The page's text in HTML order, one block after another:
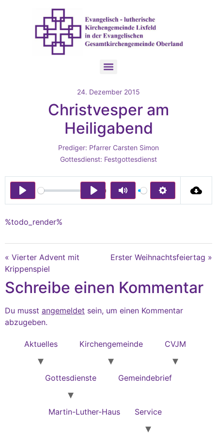
24. Dezember 2015
Christvesper am
Heiligabend
Prediger: Pfarrer Carsten Simon
Gottesdienst: Festgottesdienst
Play
00:00
Mute Settings
Play
%todo_render%
« Vierter Advent mit
Krippenspiel
Erster Weihnachtsfeiertag »
Schreibe einen Kommentar
Du musst angemeldet sein, um einen Kommentar
abzugeben.
Aktuelles Kirchengemeinde CVJM
Gottesdienste Gemeindebrief
Martin-Luther-Haus Service